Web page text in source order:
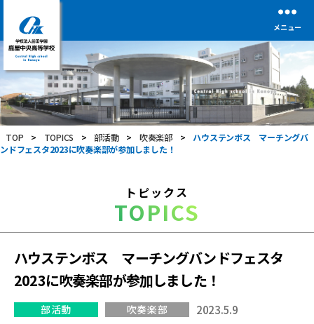
学
校
法
人
前
田
学
高
学
校
メニュー
TOP > TOPICS > 部活動 > 吹奏楽部 >
ハウステンボス マーチングバ
ンドフェスタ2023に吹奏楽部が参加しました！
トピックス
TOPICS
ハウステンボス マーチングバンドフェスタ
2023に吹奏楽部が参加しました！
部活動 吹奏楽部 2023.5.9